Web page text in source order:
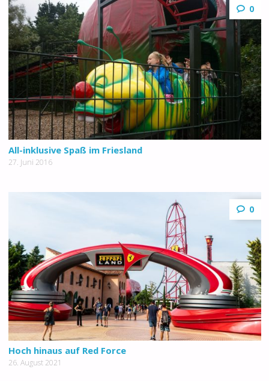
0
All-inklusive Spaß im Friesland
27. Juni 2016
0
Hoch hinaus auf Red Force
26. August 2021